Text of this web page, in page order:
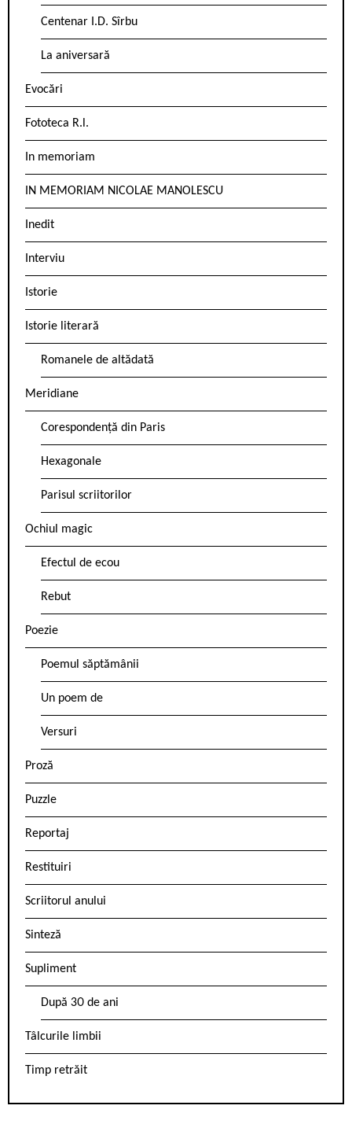
Centenar I.D. Sîrbu
La aniversară
Evocări
Fototeca R.l.
In memoriam
IN MEMORIAM NICOLAE MANOLESCU
Inedit
Interviu
Istorie
Istorie literară
Romanele de altădată
Meridiane
Corespondență din Paris
Hexagonale
Parisul scriitorilor
Ochiul magic
Efectul de ecou
Rebut
Poezie
Poemul săptămânii
Un poem de
Versuri
Proză
Puzzle
Reportaj
Restituiri
Scriitorul anului
Sinteză
Supliment
După 30 de ani
Tâlcurile limbii
Timp retrăit